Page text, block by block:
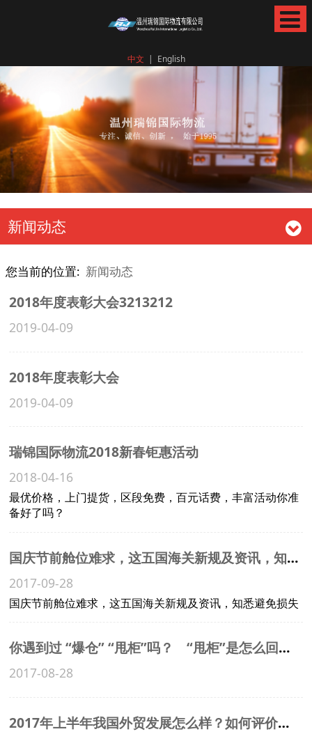
中文 | English
新闻动态
您当前的位置: 新闻动态
2018年度表彰大会3213212
2019-04-09
2018年度表彰大会
2019-04-09
瑞锦国际物流2018新春钜惠活动
2018-04-16
最优价格，上门提货，区段免费，百元话费，丰富活动你准
备好了吗？
国庆节前舱位难求，这五国海关新规及资讯，知悉避免损失
2017-09-28
国庆节前舱位难求，这五国海关新规及资讯，知悉避免损失
你遇到过 “爆仓” “甩柜”吗？ “甩柜”是怎么回事？
2017-08-28
2017年上半年我国外贸发展怎么样？如何评价上半年我国外贸的总体形势？